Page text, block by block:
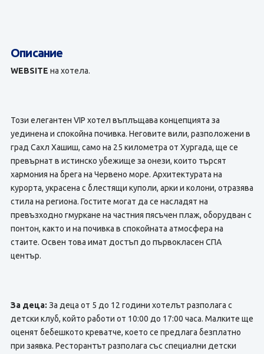
Описание
WEBSITE на хотела.
Този елегантен VIP хотел въплъщава концепцията за
уединена и спокойна почивка. Неговите вили, разположени в
град Сахл Хашиш, само на 25 километра от Хургада, ще се
превърнат в истинско убежище за онези, които търсят
хармония на брега на Червено море. Архитектурата на
курорта, украсена с блестящи куполи, арки и колони, отразява
стила на региона. Гостите могат да се насладят на
превъзходно гмуркане на частния пясъчен плаж, оборудван с
понтон, както и на почивка в спокойната атмосфера на
стаите. Освен това имат достъп до първокласен СПА
център.
За деца: За деца от 5 до 12 години хотелът разполага с
детски клуб, който работи от 10:00 до 17:00 часа. Малките ще
оценят бебешкото креватче, което се предлага безплатно
при заявка. Ресторантът разполага със специални детски